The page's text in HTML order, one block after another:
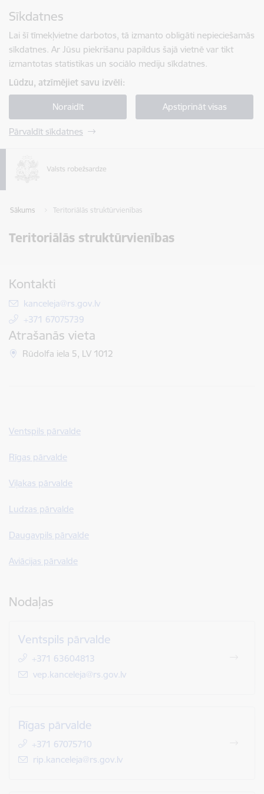
Sīkdatnes
Lai šī tīmekļvietne darbotos, tā izmanto obligāti nepieciešamās
sīkdatnes. Ar Jūsu piekrišanu papildus šajā vietnē var tikt
izmantotas statistikas un sociālo mediju sīkdatnes.
Lūdzu, atzīmējiet savu izvēli:
Noraidīt Apstiprināt visas
Pārvaldīt sīkdatnes
Sākums Teritoriālās struktūrvienības
Teritoriālās struktūrvienības
Kontakti
E-pasts:
kanceleja@rs.gov.lv
+371 67075739
Atrašanās vieta
Rūdolfa iela 5, LV 1012
Ventspils pārvalde
Rīgas pārvalde
Viļakas pārvalde
Ludzas pārvalde
Daugavpils pārvalde
Aviācijas pārvalde
Nodaļas
Ventspils pārvalde
+371 63604813
E-pasts:
vep.kanceleja@rs.gov.lv
Rīgas pārvalde
+371 67075710
E-pasts:
rip.kanceleja@rs.gov.lv